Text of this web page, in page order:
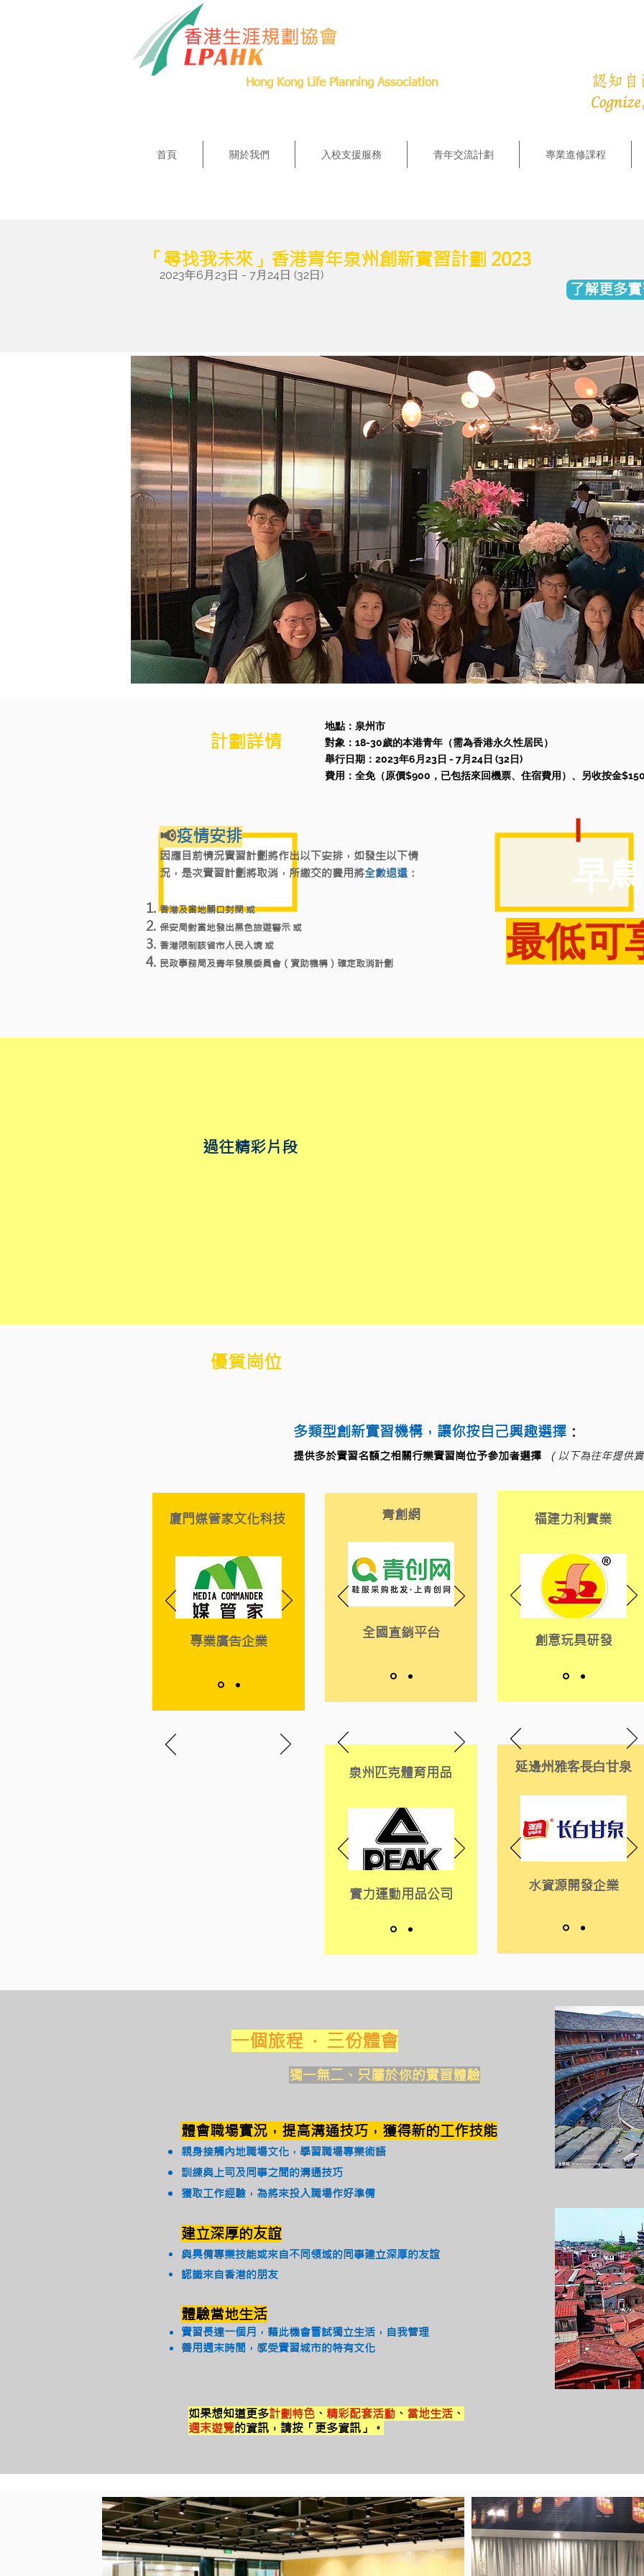
Hong Kong Life Planning Association
首頁 關於我們 入校支援服務 青年交流計劃 專業進修課程
2023年6月23日 - 7月24日 (32日)
了解更多
「尋找我未來」香港青年泉州創新實習計劃 2023
計劃詳情
地點：泉州市
對象：18-30歲的本港青年（需為香港永久性居民）
舉行日期：2023年6月23日 - 7月24日 (32日)
費用：全免（原價$900，已包括來回機票、住宿費用）、另收按金
📢疫情安排
因應目前情況實習計劃將作出以下安排， 如發生以下情
況，是次實習計劃將取消，所繳交的費用將全數退還 ：
香港及當地關口封閉 或
保安局對當地發出黑色旅遊警示 或
香港限制該省市人民入境 或
民政事務局及青年發展委員會（資助機構）確定取消計劃
早鳥
最低可
​過往精彩片段
優質崗位
多類型創新實習機構，讓你按自己興趣選擇：
提供多於實習名額之相關行業實習崗位予參加者選擇（以下為往年提供
銀行業龍頭
Inside藝術空間
少見藝術崗位
優質崗位
多類型創新實習機構，讓你按自己興趣選擇 ：
提供多於實習名額之相關行業實習崗位予參加者選擇 （以下為往年提供
廈門媒管家文化科技
專業廣告企業
青創網
全國直銷平台
福建力利實業
創意玩具研發
泉州匹克體育用品
實力運動用品公司
延邊州雅客長白甘泉
水資源開發企業
一個旅程 · 三份體會
獨一無二、只屬於你的實習體驗
體會職場實況，提高溝通技巧，獲得新的工作技能
親身接觸內地職場文化，學習職場專業術語
訓練與上司及同事之間的溝通技巧
獲取工作經驗，為將來投入職場作好準備
建立深厚的友誼
與具備專業技能或來自不同領域的同事建立深厚的友誼
認識來自香港的朋友
體驗當地生活
實習長達一個月，藉此機會嘗試獨立生活，自我管理
善用週末時間，感受實習城市的特有文化
如果想知道更多計劃特色 、 精彩配套活動 、 當地生活 、
週末遊覽的資訊，請按「更多資訊」。